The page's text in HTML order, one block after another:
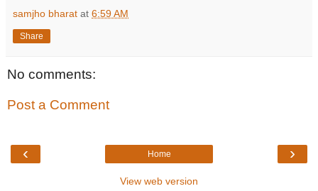
samjho bharat at 6:59 AM
Share
No comments:
Post a Comment
‹ ›
Home
View web version